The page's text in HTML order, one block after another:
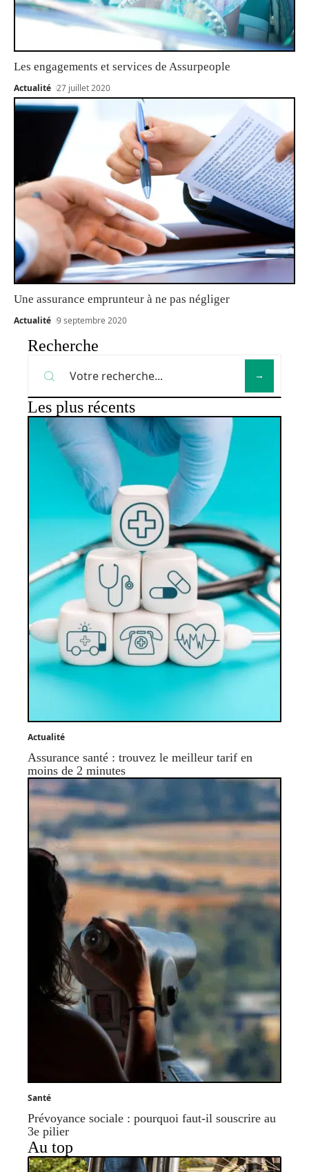
Les engagements et services de Assurpeople
Actualité 27 juillet 2020
Une assurance emprunteur à ne pas négliger
Actualité 9 septembre 2020
Recherche
Les plus récents
Actualité
Assurance santé : trouvez le meilleur tarif en
moins de 2 minutes
Santé
Prévoyance sociale : pourquoi faut-il souscrire au
3e pilier
Au top